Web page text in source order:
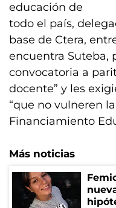
educación de
todo el país,
base de Ctera,
encuentra Suteba,
convocatoria a
docente” y les
“que no vulneren
Financiamiento
Más noticias